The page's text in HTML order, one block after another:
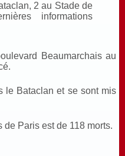
2 au Stade de
informations
Beaumarchais au
le Bataclan et se sont mis
de Paris est de 118 morts.